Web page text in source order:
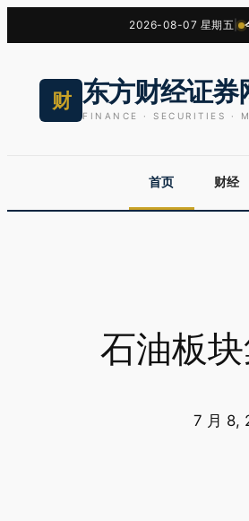
至
2026-08-07 星期五 |
财 东方财经证券
FINANCE · SECURITIES ·
首页 财经
石油板
7 月 8,